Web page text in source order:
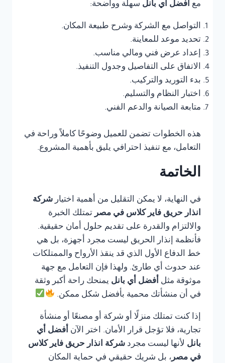
مع أفضل أي بانل سهلة وواضحة:
التواصل مع الشركة وشرح طبيعة المكان.
تحديد موعد للمعاينة.
إعداد عرض فني ومالي مناسب.
الاتفاق على التفاصيل وجدول التنفيذ.
بدء التوريد والتركيب.
اختبار النظام والتسليم.
متابعة الصيانة والدعم الفني.
هذه الخطوات تضمن للعميل وضوحًا كاملاً وراحة في
التعامل، مع تنفيذ احترافي يليق بأهمية المشروع.
الخاتمة
في النهاية، لا يمكن التقليل من أهمية اختيار شركة
انذار حريق فاير كلاس في مصر تمتلك الخبرة
والالتزام والقدرة على تقديم حلول أمان حقيقية.
فأنظمة إنذار الحريق ليست مجرد أجهزة، بل هي
خط الدفاع الأول الذي قد ينقذ الأرواح والممتلكات
عند حدوث أي طارئ. ولهذا فإن التعامل مع جهة
موثوقة مثل أفضل أي بانل يمنحك راحة أكبر وثقة
في أن منشأتك محمية بأفضل شكل ممكن.
إذا كنت تمتلك منزلًا أو شركة أو مصنعًا أو منشأة
تجارية، فلا تؤجل قرار الأمان. اختر الآن أفضل أي
بانل لأنها ليست مجرد شركة انذار حريق فاير كلاس
في مصر، بل شريك حقيقي في حماية المكان